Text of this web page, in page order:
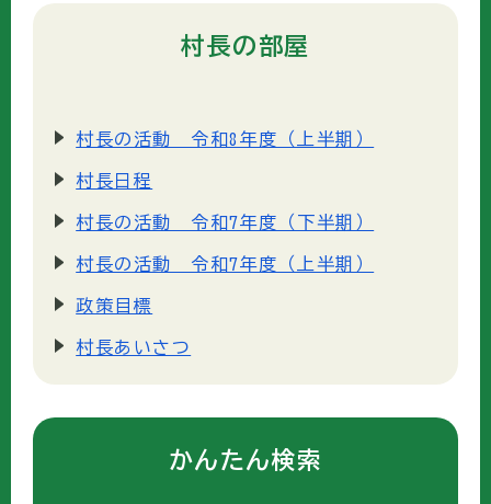
村長の部屋
村長の活動 令和8年度（上半期）
村長日程
村長の活動 令和7年度（下半期）
村長の活動 令和7年度（上半期）
政策目標
村長あいさつ
かんたん検索